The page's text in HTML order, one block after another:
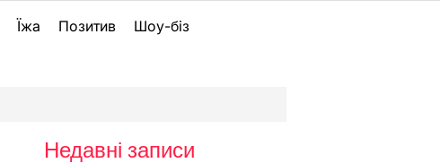
Їжа Позитив Шоу-біз
Недавні записи